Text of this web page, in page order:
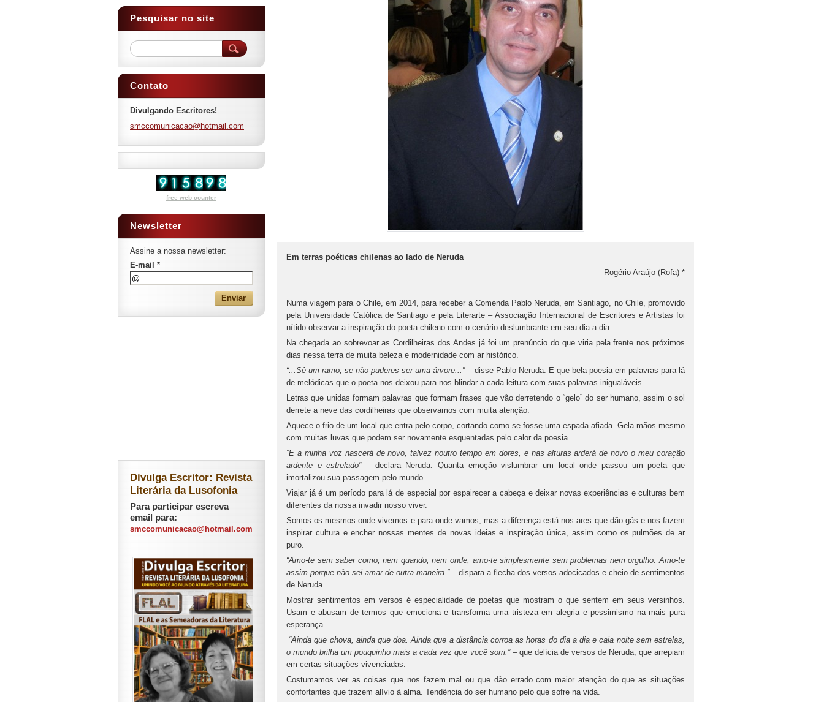
Em terras poéticas chilenas ao lado de Neruda
Rogério Araújo (Rofa) *
Numa viagem para o Chile, em 2014, para receber a Comenda Pablo Neruda, em Santiago, no Chile, promovido
pela Universidade Católica de Santiago e pela Literarte – Associação Internacional de Escritores e Artistas foi
nítido observar a inspiração do poeta chileno com o cenário deslumbrante em seu dia a dia.
Na chegada ao sobrevoar as Cordilheiras dos Andes já foi um prenúncio do que viria pela frente nos próximos
dias nessa terra de muita beleza e modernidade com ar histórico.
“...Sê um ramo, se não puderes ser uma árvore...”– disse Pablo Neruda. E que bela poesia em palavras para lá
de melódicas que o poeta nos deixou para nos blindar a cada leitura com suas palavras inigualáveis.
Letras que unidas formam palavras que formam frases que vão derretendo o “gelo” do ser humano, assim o sol
derrete a neve das cordilheiras que observamos com muita atenção.
Aquece o frio de um local que entra pelo corpo, cortando como se fosse uma espada afiada. Gela mãos mesmo
com muitas luvas que podem ser novamente esquentadas pelo calor da poesia.
“E a minha voz nascerá de novo, talvez noutro tempo em dores, e nas alturas arderá de novo o meu coração
ardente e estrelado”– declara Neruda. Quanta emoção vislumbrar um local onde passou um poeta que
imortalizou sua passagem pelo mundo.
Viajar já é um período para lá de especial por espairecer a cabeça e deixar novas experiências e culturas bem
diferentes da nossa invadir nosso viver.
Somos os mesmos onde vivemos e para onde vamos, mas a diferença está nos ares que dão gás e nos fazem
inspirar cultura e encher nossas mentes de novas ideias e inspiração única, assim como os pulmões de ar
puro.
“Amo-te sem saber como, nem quando, nem onde, amo-te simplesmente sem problemas nem orgulho. Amo-te
assim porque não sei amar de outra maneira.”– dispara a flecha dos versos adocicados e cheio de sentimentos
de Neruda.
Mostrar sentimentos em versos é especialidade de poetas que mostram o que sentem em seus versinhos.
Usam e abusam de termos que emociona e transforma uma tristeza em alegria e pessimismo na mais pura
esperança.
“Ainda que chova, ainda que doa. Ainda que a distância corroa as horas do dia a dia e caia noite sem estrelas,
o mundo brilha um pouquinho mais a cada vez que você sorri.”– que delícia de versos de Neruda, que arrepiam
em certas situações vivenciadas.
Costumamos ver as coisas que nos fazem mal ou que dão errado com maior atenção do que as situações
confortantes que trazem alívio à alma. Tendência do ser humano pelo que sofre na vida.
Pesquisar no site
Contato
Divulgando Escritores!
smccomunicacao@hotmail.com
free web counter
Newsletter
Assine a nossa newsletter:
E-mail *
Divulga Escritor: Revista
Literária da Lusofonia
Para participar escreva
email para:
smccomunicacao@hotmail.com